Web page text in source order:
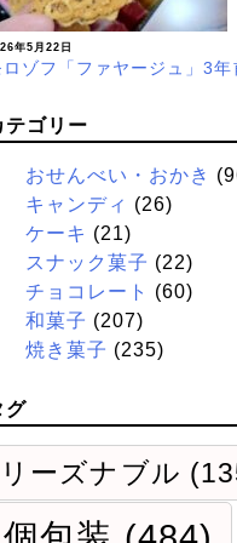
年5月22日
ゾフ「ファヤージュ」3年
テゴリー
おせんべい・おかき
キャンディ (26)
ケーキ (21)
スナック菓子 (22)
チョコレート
(60)
和菓子 (207)
焼き菓子 (235)
グ
リーズナブル